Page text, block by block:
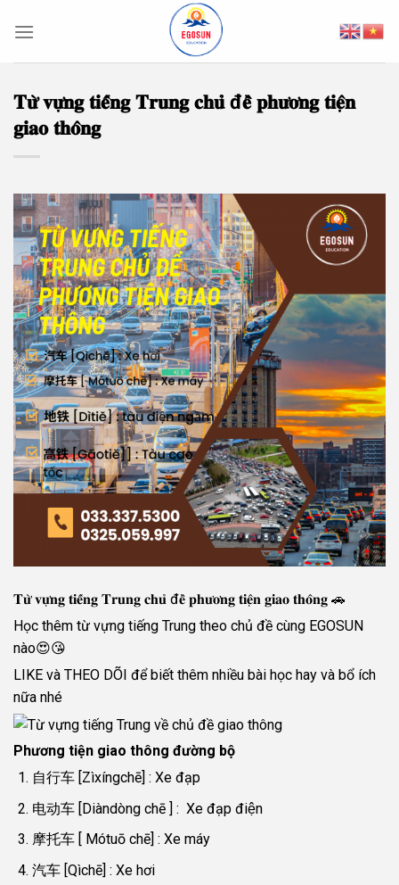
𝐓𝐮̛̀ 𝐯𝐮̛̣𝐧𝐠 𝐭𝐢𝐞̂́𝐧𝐠 𝐓𝐫𝐮𝐧𝐠 𝐜𝐡𝐮̉ đ𝐞̂̀ 𝐩𝐡𝐮̛𝐨̛𝐧𝐠 𝐭𝐢𝐞̣̂𝐧
𝐠𝐢𝐚𝐨 𝐭𝐡𝐨̂𝐧𝐠
𝐓𝐮̛̀ 𝐯𝐮̛̣𝐧𝐠 𝐭𝐢𝐞̂́𝐧𝐠 𝐓𝐫𝐮𝐧𝐠 𝐜𝐡𝐮̉ đ𝐞̂̀ 𝐩𝐡𝐮̛𝐨̛𝐧𝐠 𝐭𝐢𝐞̣̂𝐧 𝐠𝐢𝐚𝐨 𝐭𝐡𝐨̂𝐧𝐠 🚗
Học thêm từ vựng tiếng Trung theo chủ đề cùng EGOSUN
nào😍😘
LIKE và THEO DÕI để biết thêm nhiều bài học hay và bổ ích
nữa nhé
Phương tiện giao thông đường bộ
自行车 [Zìxíngchē] : Xe đạp
电动车 [Diàndòng chē ] : Xe đạp điện
摩托车 [ Mótuō chē] : Xe máy
汽车 [Qìchē] : Xe hơi